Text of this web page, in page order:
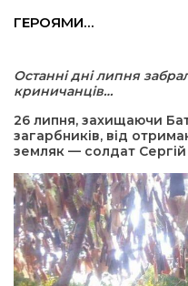
Відповідаємо
ГЕРОЯМИ…
Останні дні липня
криничанців…
26 липня, захищаючи
загарбників, від
земляк — солдат